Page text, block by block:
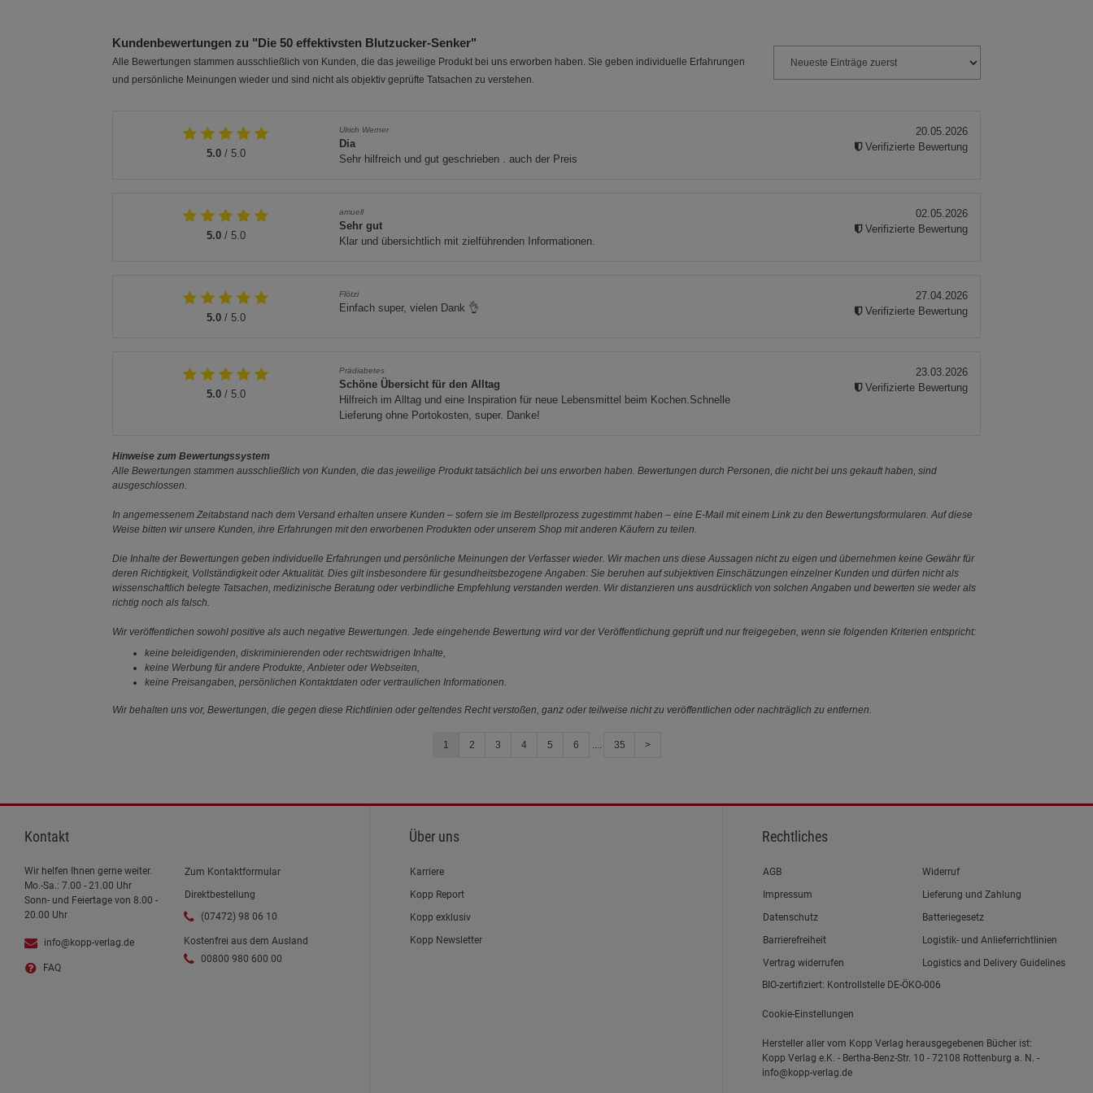
Kundenbewertungen zu "Die 50 effektivsten Blutzucker-Senker"
Alle Bewertungen stammen ausschließlich von Kunden, die das jeweilige Produkt bei uns erworben haben. Sie geben individuelle Erfahrungen
und persönliche Meinungen wieder und sind nicht als objektiv geprüfte Tatsachen zu verstehen.
5.0/ 5.0
Ulrich Werner
Dia
Sehr hilfreich und gut geschrieben . auch der Preis
20.05.2026
Verifizierte Bewertung
5.0/ 5.0
amuell
Sehr gut
Klar und übersichtlich mit zielführenden Informationen.
02.05.2026
Verifizierte Bewertung
5.0/ 5.0
Flötzi
Einfach super, vielen Dank 👌
27.04.2026
Verifizierte Bewertung
5.0/ 5.0
Prädiabetes
Schöne Übersicht für den Alltag
Hilfreich im Alltag und eine Inspiration für neue Lebensmittel beim Kochen.Schnelle
Lieferung ohne Portokosten, super. Danke!
23.03.2026
Verifizierte Bewertung
Hinweise zum Bewertungssystem
Alle Bewertungen stammen ausschließlich von Kunden, die das jeweilige Produkt tatsächlich bei uns erworben haben. Bewertungen durch Personen, die nicht bei uns gekauft haben, sind
ausgeschlossen.
In angemessenem Zeitabstand nach dem Versand erhalten unsere Kunden – sofern sie im Bestellprozess zugestimmt haben – eine E-Mail mit einem Link zu den Bewertungsformularen. Auf diese
Weise bitten wir unsere Kunden, ihre Erfahrungen mit den erworbenen Produkten oder unserem Shop mit anderen Käufern zu teilen.
Die Inhalte der Bewertungen geben individuelle Erfahrungen und persönliche Meinungen der Verfasser wieder. Wir machen uns diese Aussagen nicht zu eigen und übernehmen keine Gewähr für
deren Richtigkeit, Vollständigkeit oder Aktualität. Dies gilt insbesondere für gesundheitsbezogene Angaben: Sie beruhen auf subjektiven Einschätzungen einzelner Kunden und dürfen nicht als
wissenschaftlich belegte Tatsachen, medizinische Beratung oder verbindliche Empfehlung verstanden werden. Wir distanzieren uns ausdrücklich von solchen Angaben und bewerten sie weder als
richtig noch als falsch.
Wir veröffentlichen sowohl positive als auch negative Bewertungen. Jede eingehende Bewertung wird vor der Veröffentlichung geprüft und nur freigegeben, wenn sie folgenden Kriterien entspricht:
keine beleidigenden, diskriminierenden oder rechtswidrigen Inhalte,
keine Werbung für andere Produkte, Anbieter oder Webseiten,
keine Preisangaben, persönlichen Kontaktdaten oder vertraulichen Informationen.
Wir behalten uns vor, Bewertungen, die gegen diese Richtlinien oder geltendes Recht verstoßen, ganz oder teilweise nicht zu veröffentlichen oder nachträglich zu entfernen.
1 2 3 4 5 6 .... 35 >
Kontakt
Wir helfen Ihnen gerne weiter.
Mo.-Sa.: 7.00 - 21.00 Uhr
Sonn- und Feiertage von 8.00 -
20.00 Uhr
info@kopp-verlag.de
FAQ
Zum Kontaktformular
Direktbestellung
(07472) 98 06 10
Kostenfrei aus dem Ausland
00800 980 600 00
Über uns
Karriere
Kopp Report
Kopp exklusiv
Kopp Newsletter
Rechtliches
Link zum/zur
AGB
Link zum/zur
Impressum
Link zum/zur
Datenschutz
Link zum/zur
Barrierefreiheit
Vertrag widerrufen
Widerruf
Lieferung und Zahlung
Batteriegesetz
Logistik- und Anlieferrichtlinien
Logistics and Delivery Guidelines
BIO-zertifiziert: Kontrollstelle DE-ÖKO-006
Cookie-Einstellungen
Hersteller aller vom Kopp Verlag herausgegebenen Bücher ist:
Kopp Verlag e.K. - Bertha-Benz-Str. 10 - 72108 Rottenburg a. N. -
info@kopp-verlag.de
Marketing Cookies (3)
Beschreibung Marketing Cookies